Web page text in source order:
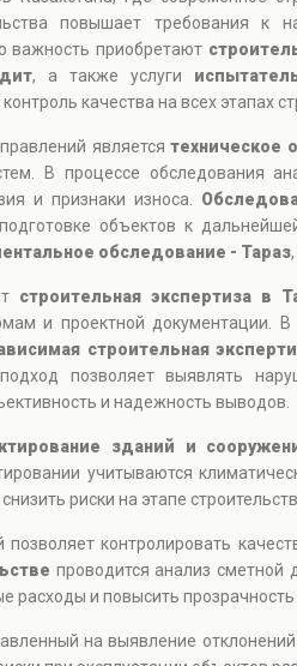
повышает требования к
важность приобретают
, а также услуги
качества на всех этапах
являетсятехническое
В процессе обследования
и признаки износа.
объектов к
обследование - Тараз
строительная экспертиза в
и проектной документации.
строительная
позволяет выявлять
и надежность выводов.
зданий и
учитываются
риски на этапе
позволяет контролировать
проводится анализ сметной
и повысить прозрачность
на выявление